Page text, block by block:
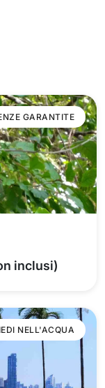
GARANTITE
inclusi)
NELL'ACQUA